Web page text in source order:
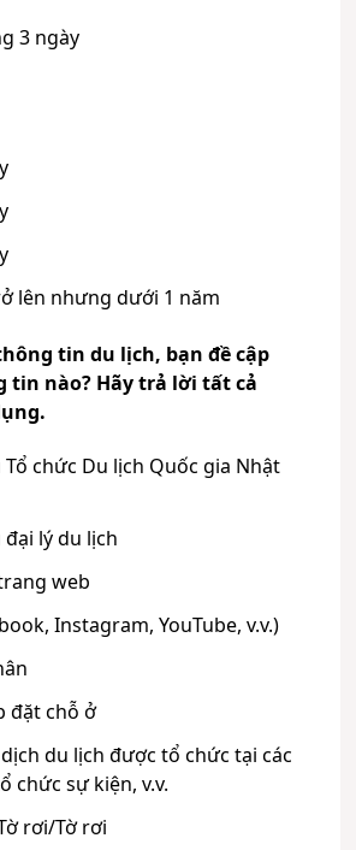
3 ngày
lên nhưng dưới 1 năm
tin du lịch, bạn đề cập
tin nào? Hãy trả lời tất cả
chức Du lịch Quốc gia Nhật
lý du lịch
web
Instagram, YouTube, v.v.)
đặt chỗ ở
du lịch được tổ chức tại các
chức sự kiện, v.v.
rơi/Tờ rơi